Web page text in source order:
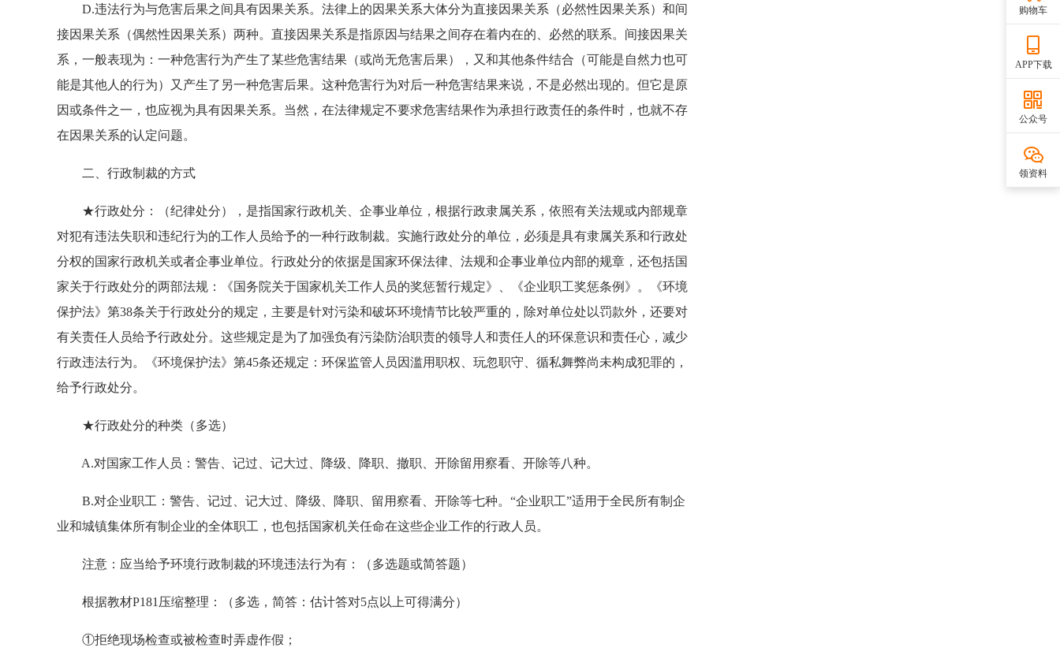
D.违法行为与危害后果之间具有因果关系。法律上的因果关系大体分为直接因果关系（必然性因果关系）和间
接因果关系（偶然性因果关系）两种。直接因果关系是指原因与结果之间存在着内在的、必然的联系。间接因果关
系，一般表现为：一种危害行为产生了某些危害结果（或尚无危害后果），又和其他条件结合（可能是自然力也可
能是其他人的行为）又产生了另一种危害后果。这种危害行为对后一种危害结果来说，不是必然出现的。但它是原
因或条件之一，也应视为具有因果关系。当然，在法律规定不要求危害结果作为承担行政责任的条件时，也就不存
在因果关系的认定问题。
二、行政制裁的方式
★行政处分：（纪律处分），是指国家行政机关、企事业单位，根据行政隶属关系，依照有关法规或内部规章
对犯有违法失职和违纪行为的工作人员给予的一种行政制裁。实施行政处分的单位，必须是具有隶属关系和行政处
分权的国家行政机关或者企事业单位。行政处分的依据是国家环保法律、法规和企事业单位内部的规章，还包括国
家关于行政处分的两部法规：《国务院关于国家机关工作人员的奖惩暂行规定》、《企业职工奖惩条例》。《环境
保护法》第38条关于行政处分的规定，主要是针对污染和破坏环境情节比较严重的，除对单位处以罚款外，还要对
有关责任人员给予行政处分。这些规定是为了加强负有污染防治职责的领导人和责任人的环保意识和责任心，减少
行政违法行为。《环境保护法》第45条还规定：环保监管人员因滥用职权、玩忽职守、循私舞弊尚未构成犯罪的，
给予行政处分。
★行政处分的种类（多选）
A.对国家工作人员：警告、记过、记大过、降级、降职、撤职、开除留用察看、开除等八种。
B.对企业职工：警告、记过、记大过、降级、降职、留用察看、开除等七种。“企业职工”适用于全民所有制企
业和城镇集体所有制企业的全体职工，也包括国家机关任命在这些企业工作的行政人员。
注意：应当给予环境行政制裁的环境违法行为有：（多选题或简答题）
根据教材P181压缩整理：（多选，简答：估计答对5点以上可得满分）
①拒绝现场检查或被检查时弄虚作假；
购物车
APP下载
公众号
领资料